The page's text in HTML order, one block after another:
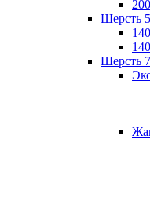
Шерсть
Шерсть